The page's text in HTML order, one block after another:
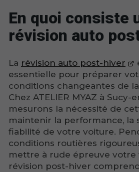
En quoi consiste
révision auto
La révision auto post-hiver
essentielle pour préparer
conditions changeantes de
Chez ATELIER MYAZ à Sucy-
mesurons la nécessité de
maintenir la performance, la
fiabilité de votre voiture.
conditions routières
mettre à rude épreuve votre
révision post-hiver